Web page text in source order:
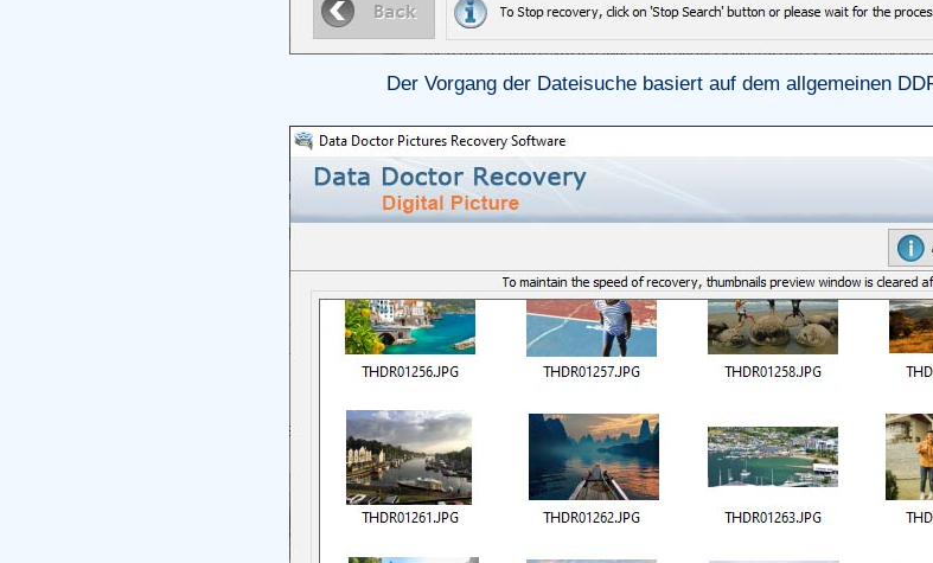
Der Vorgang der Dateisuche basiert auf dem allgemeinen